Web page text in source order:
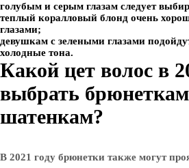
голубым и серым глазам следует
теплый коралловый блонд очень
глазами;
девушкам с зелеными глазами
холодные тона.
Какой цет волос в
выбрать
шатенкам?
В 2021 году брюнетки также могут